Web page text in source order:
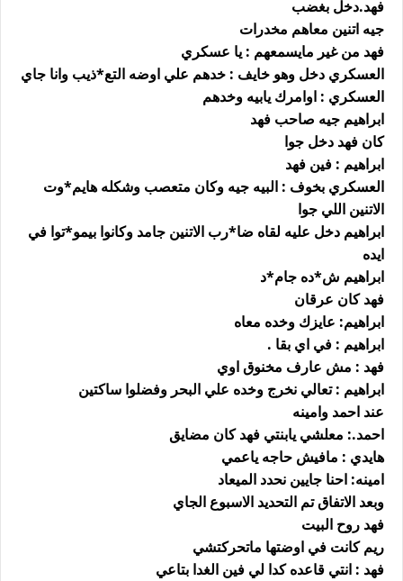
فهد.دخل بغضب
جيه اتنين معاهم مخدرات
فهد من غير مايسمعهم : يا عسكري
العسكري دخل وهو خايف : خدهم علي اوضه التع*ذيب وانا جاي
العسكري : اوامرك يابيه وخدهم
ابراهيم جيه صاحب فهد
كان فهد دخل جوا
ابراهيم : فين فهد
العسكري بخوف : البيه جيه وكان متعصب وشكله هايم*وت
الاتنين اللي جوا
ابراهيم دخل عليه لقاه ضا*رب الاتنين جامد وكانوا بيمو*توا في
ايده
ابراهيم ش*ده جام*د
فهد كان عرقان
ابراهيم: عايزك وخده معاه
ابراهيم : في اي بقا .
فهد : مش عارف مخنوق اوي
ابراهيم : تعالي نخرج وخده علي البحر وفضلوا ساكتين
عند احمد وامينه
احمد.: معلشي يابنتي فهد كان مضايق
هايدي : مافيش حاجه ياعمي
امينه: احنا جايين نحدد الميعاد
وبعد الاتفاق تم التحديد الاسبوع الجاي
فهد روح البيت
ريم كانت في اوضتها ماتحركتشي
فهد : انتي قاعده كدا لي فين الغدا بتاعي